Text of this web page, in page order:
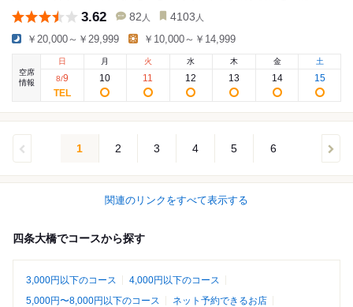
3.62 82 人 4103 人
￥20,000～￥29,999 ￥10,000～￥14,999
空席
情報
日
8/9
月
10
火
11
水
12
木
13
金
14
土
15
1 2 3 4 5 6
関連のリンクをすべて表示する
四条大橋でコースから探す
3,000円以下のコース
4,000円以下のコース
5,000円〜8,000円以下のコース
ネット予約できるお店